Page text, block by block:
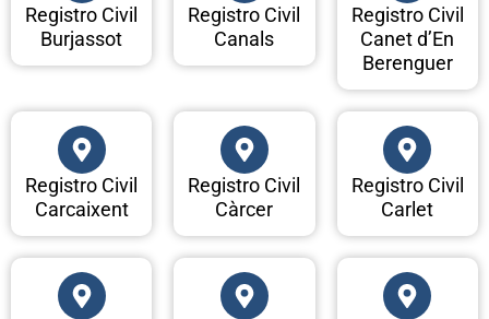
Registro Civil
Burjassot
Registro Civil
Canals
Registro Civil
Canet d’En
Berenguer
Registro Civil
Carcaixent
Registro Civil
Càrcer
Registro Civil
Carlet